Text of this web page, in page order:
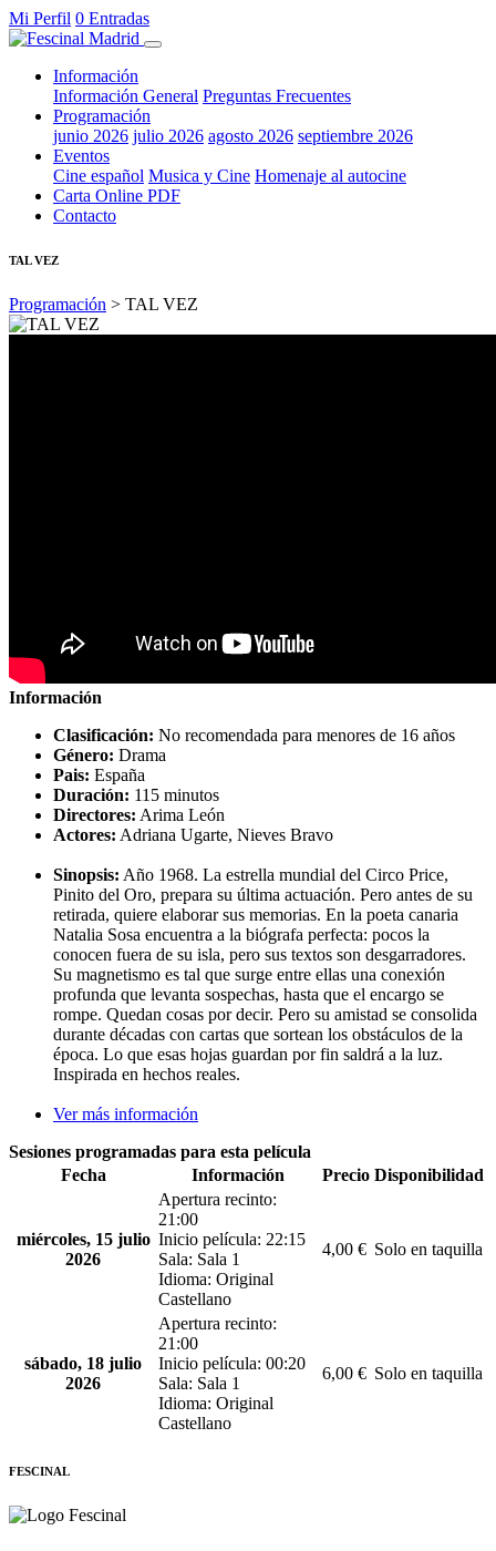
Mi Perfil 0 Entradas
Información
Información General Preguntas Frecuentes
Programación
junio 2026 julio 2026 agosto 2026 septiembre 2026
Eventos
Cine español Musica y Cine Homenaje al autocine
Carta Online PDF
Contacto
TAL VEZ
Programación > TAL VEZ
Información
Clasificación: No recomendada para menores de 16 años
Género: Drama
Pais: España
Duración: 115 minutos
Directores: Arima León
Actores: Adriana Ugarte, Nieves Bravo
Sinopsis: Año 1968. La estrella mundial del Circo Price,
Pinito del Oro, prepara su última actuación. Pero antes de su
retirada, quiere elaborar sus memorias. En la poeta canaria
Natalia Sosa encuentra a la biógrafa perfecta: pocos la
conocen fuera de su isla, pero sus textos son desgarradores.
Su magnetismo es tal que surge entre ellas una conexión
profunda que levanta sospechas, hasta que el encargo se
rompe. Quedan cosas por decir. Pero su amistad se consolida
durante décadas con cartas que sortean los obstáculos de la
época. Lo que esas hojas guardan por fin saldrá a la luz.
Inspirada en hechos reales.
Ver más información
Sesiones programadas para esta película
Fecha
Información Precio Disponibilidad
miércoles, 15 julio
2026
Apertura recinto:
21:00
Inicio película: 22:15
Sala: Sala 1
Idioma: Original
Castellano
4,00 € Solo en taquilla
sábado, 18 julio
2026
Apertura recinto:
21:00
Inicio película: 00:20
Sala: Sala 1
Idioma: Original
Castellano
6,00 € Solo en taquilla
FESCINAL